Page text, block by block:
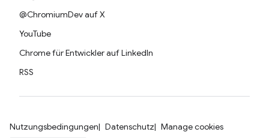
@ChromiumDev auf X
YouTube
Chrome für Entwickler auf LinkedIn
RSS
Nutzungsbedingungen Datenschutz Manage cookies